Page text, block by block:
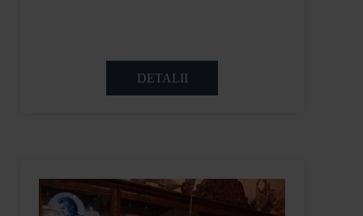
DETALII